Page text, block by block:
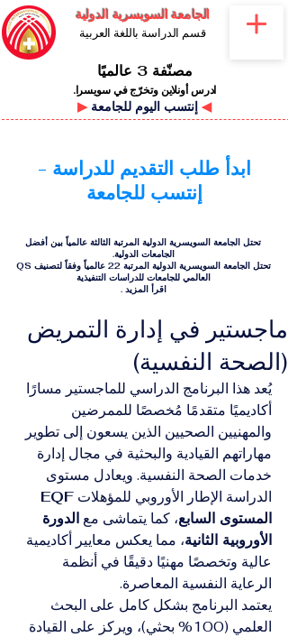
الجامعة السويسرية الدولية
قسم الدراسة باللغة العربية
مصنّفة 3 عالميًا
ادرس أونلاين وتخرّج في سويسرا.
▶ ◀
ابدأ طلب التقديم للدراسة -
إنتسب للجامعة
تحتل الجامعة السويسرية الدولية المرتبة الثالثة عالمياً بين أفضل
الجامعات الدولية.
تحتل الجامعة السويسرية الدولية المرتبة 22 عالمياً وفقاً لتصنيف QS
العالمي للجامعات للدراسات التنفيذية
اقرأ المزيد .
ماجستير في إدارة التمريض
(الصحة النفسية)
يُعد هذا البرنامج الدراسي للماجستير مسارًا
أكاديميًا متقدمًا مُخصصًا للممرضين
والمهنيين الصحيين الذين يسعون إلى تطوير
مهاراتهم القيادية والبحثية في مجال إدارة
خدمات الصحة النفسية. ويعادل مستوى
الدراسة الإطار الأوروبي للمؤهلات
المستوى السابع، كما يتماشى مع الدورة
الأوروبية الثانية، مما يعكس معايير أكاديمية
عالية وتخصصًا مهنيًا دقيقًا في أنظمة
الرعاية النفسية المعاصرة.
يعتمد البرنامج بشكل كامل على البحث
العلمي (100% بحثي)، ويركز على القيادة